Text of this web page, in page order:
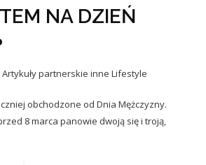
NA DZIEŃ
Artykuły partnerskie inne Lifestyle
obchodzone od Dnia Mężczyzny.
8 marca panowie dwoją się i troją,